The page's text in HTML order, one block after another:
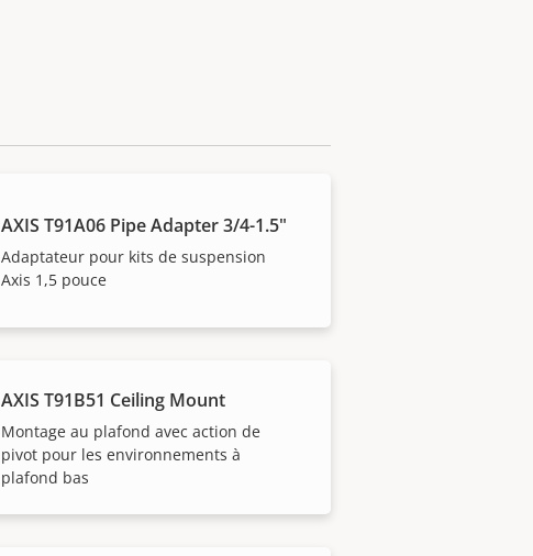
AXIS T91A06 Pipe Adapter 3/4-1.5"
Adaptateur pour kits de suspension
Axis 1,5 pouce
AXIS T91B51 Ceiling Mount
Montage au plafond avec action de
pivot pour les environnements à
plafond bas